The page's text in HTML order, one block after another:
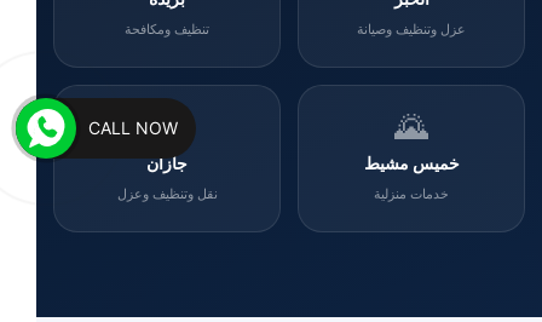
عزل وتنظيف وصيانة تنظيف ومكافحة
🌄
خميس مشيط
خدمات منزلية
🌊
جازان
نقل وتنظيف وعزل
CALL NOW